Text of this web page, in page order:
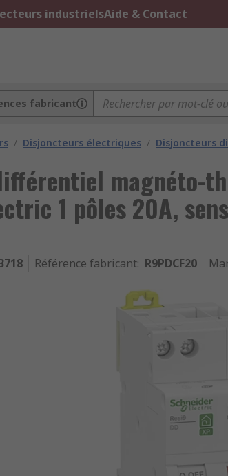
industrielsAide & Contact
fabricant
/ Disjoncteurs électriques / Disjoncteurs
magnéto-
1 pôles 20A,
Référence fabricant: R9PDCF20